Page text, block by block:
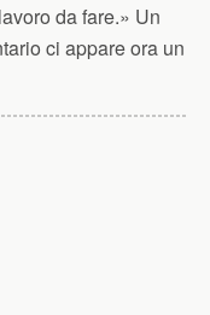
da fare.» Un
ci appare ora un